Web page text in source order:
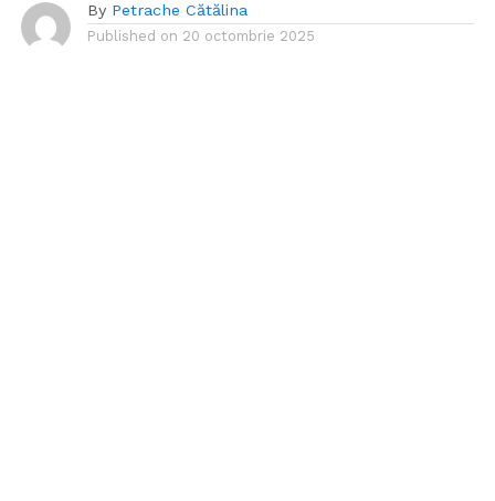
By Petrache Cătălina
Published on 20 octombrie 2025